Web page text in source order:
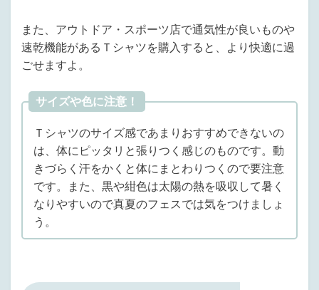
また、アウトドア・スポーツ店で通気性が良いものや
速乾機能があるＴシャツを購入すると、より快適に過
ごせますよ。
サイズや色に注意！
Ｔシャツのサイズ感であまりおすすめできないの
は、体にピッタリと張りつく感じのものです。動
きづらく汗をかくと体にまとわりつくので要注意
です。また、黒や紺色は太陽の熱を吸収して暑く
なりやすいので真夏のフェスでは気をつけましょ
う。